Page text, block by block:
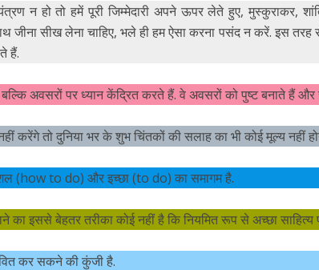
न हो तो हमें पूरी जिम्मेदारी अपने ऊपर लेते हुए, मुस्कुराकर,
जीना सीख लेना चाहिए, भले ही हम ऐसा करना पसंद न करें. इस
हैं.
बल्कि अवसरों पर ध्यान केंद्रित करते हैं. वे अवसरों को पुष्ट बनाते हैं
करेंगे तो दुनिया भर के शुभ चिंतकों की सलाह का भी कोई मूल्य नहीं
(how to do) और इच्छा (to do) का समागम है.
का इससे बेहतर तरीका कोई नहीं है कि नियमित रूप से अच्छा
कर सकने की कुंजी है.